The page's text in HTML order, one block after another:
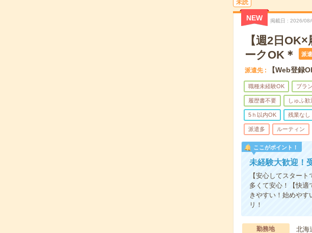
未読
NEW 掲載日 2026/08/
【週2日
ークOK＊
派遣
派遣先 【Web登録
職種未経験OK ブラ
履歴書不要 しゅふ歓
5ｈ以内OK 残業なし
派遣多 ルーティン
ここがポイント！
未経験大歓迎！
【安心してスター
多くて安心！【快適
きやすい！始めや
リ！
勤務地 北海